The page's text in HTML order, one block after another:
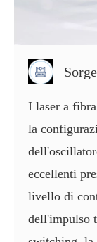
I laser a
la
eccellenti
livello di
dell'impulso